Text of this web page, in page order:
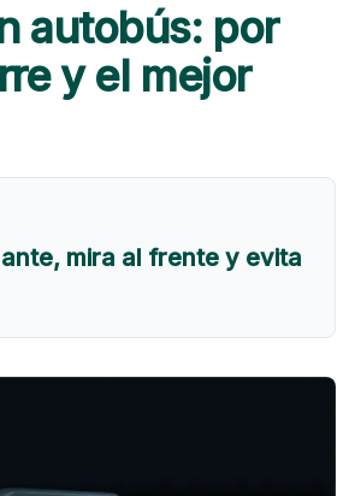
autobús: por
y el mejor
mira al frente y evita